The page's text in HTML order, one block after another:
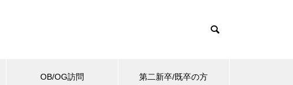
OB/OG訪問 第二新卒/既卒の方